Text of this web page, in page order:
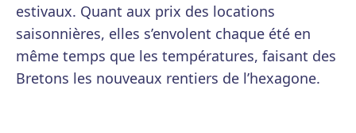
estivaux. Quant aux prix des locations
saisonnières, elles s’envolent chaque été en
même temps que les températures, faisant des
Bretons les nouveaux rentiers de l’hexagone.